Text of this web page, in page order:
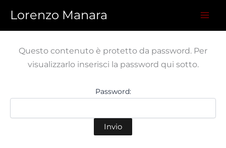
contenuto
Lorenzo Manara
Questo contenuto è protetto da password. Per
visualizzarlo inserisci la password qui sotto.
Password: